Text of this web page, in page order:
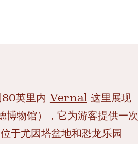
英里内 Vernal这里展现
博物馆），它为游客提供一次
于尤因塔盆地和恐龙乐园